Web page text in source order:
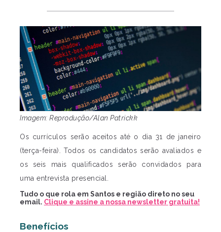
Imagem: Reprodução/Alan Patrickk
Os currículos serão aceitos até o dia 31 de janeiro
(terça-feira). Todos os candidatos serão avaliados e
os seis mais qualificados serão convidados para
uma entrevista presencial.
Tudo o que rola em Santos e região direto no seu
email. Clique e assine a nossa newsletter gratuita!
Benefícios